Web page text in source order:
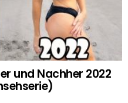
und Nachher 2022